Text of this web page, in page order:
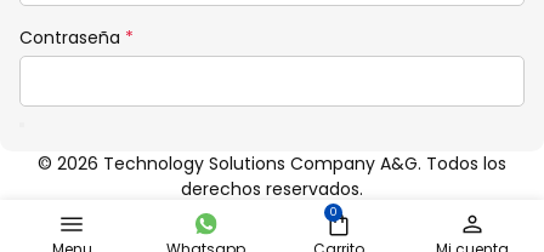
Contraseña *
© 2026 Technology Solutions Company A&G. Todos los
derechos reservados.
0